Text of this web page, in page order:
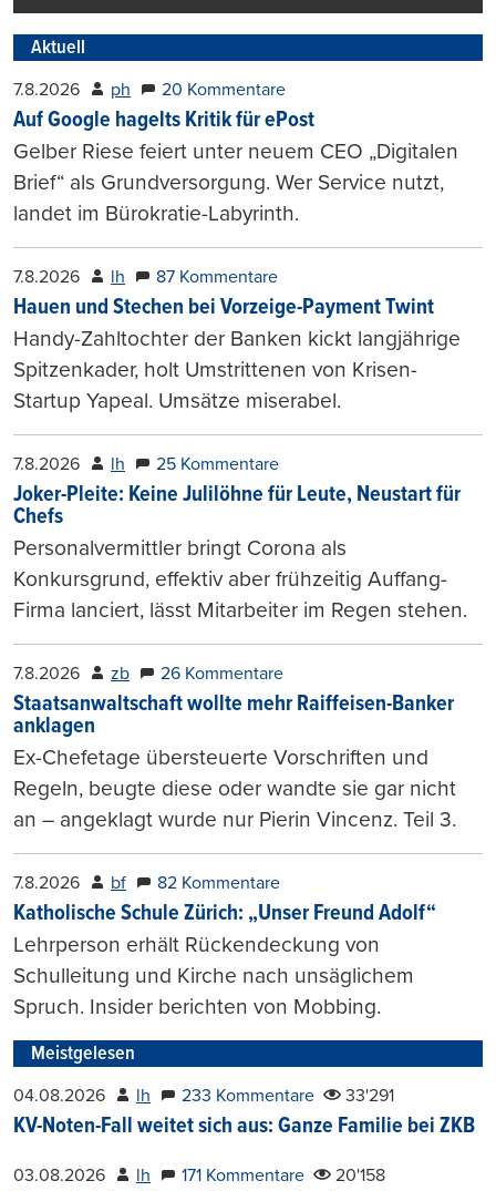
Aktuell
7.8.2026 ph 20 Kommentare
Auf Google hagelts Kritik für ePost
Gelber Riese feiert unter neuem CEO „Digitalen
Brief“ als Grundversorgung. Wer Service nutzt,
landet im Bürokratie-Labyrinth.
7.8.2026 lh 87 Kommentare
Hauen und Stechen bei Vorzeige-Payment Twint
Handy-Zahltochter der Banken kickt langjährige
Spitzenkader, holt Umstrittenen von Krisen-
Startup Yapeal. Umsätze miserabel.
7.8.2026 lh 25 Kommentare
Joker-Pleite: Keine Julilöhne für Leute, Neustart für
Chefs
Personalvermittler bringt Corona als
Konkursgrund, effektiv aber frühzeitig Auffang-
Firma lanciert, lässt Mitarbeiter im Regen stehen.
7.8.2026 zb 26 Kommentare
Staatsanwaltschaft wollte mehr Raiffeisen-Banker
anklagen
Ex-Chefetage übersteuerte Vorschriften und
Regeln, beugte diese oder wandte sie gar nicht
an – angeklagt wurde nur Pierin Vincenz. Teil 3.
7.8.2026 bf 82 Kommentare
Katholische Schule Zürich: „Unser Freund Adolf“
Lehrperson erhält Rückendeckung von
Schulleitung und Kirche nach unsäglichem
Spruch. Insider berichten von Mobbing.
Meistgelesen
04.08.2026 lh 233 Kommentare 33'291
KV-Noten-Fall weitet sich aus: Ganze Familie bei ZKB
03.08.2026 lh 171 Kommentare 20'158